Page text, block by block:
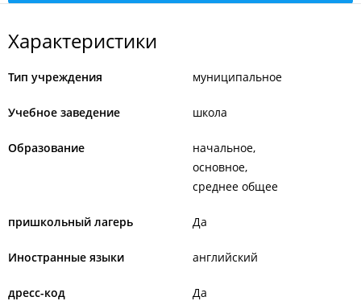
Характеристики
Тип учреждения муниципальное
Учебное заведение школа
Образование
начальное
основное
среднее общее
пришкольный лагерь Да
Иностранные языки английский
дресс-код Да